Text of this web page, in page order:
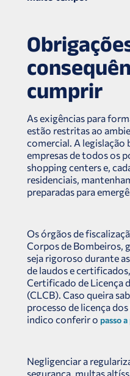
cumprir
As exigências para
estão restritas ao
comercial. A legislação
empresas de todos os
shopping centers e,
residenciais,
preparadas para
Os órgãos de
Corpos de Bombeiros,
seja rigoroso durante
de laudos e
Certificado de Licença
(CLCB). Caso queira
processo de licença
indico conferir o passo
Negligenciar a
segurança, multas